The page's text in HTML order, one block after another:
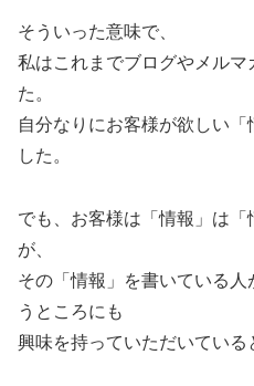
そういった意味で、
私はこれまでブログやメル
た。
自分なりにお客様が欲しい
した。
でも、お客様は「情報」は
が、
その「情報」を書いている
うところにも
興味を持っていただいている